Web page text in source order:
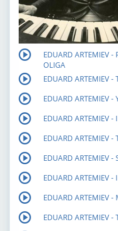
EDUARD ARTEMIEV -
OLIGA
EDUARD ARTEMIEV -
EDUARD ARTEMIEV -
EDUARD ARTEMIEV
EDUARD ARTEMIEV -
EDUARD ARTEMIEV -
EDUARD ARTEMIEV
EDUARD ARTEMIEV
EDUARD ARTEMIEV -